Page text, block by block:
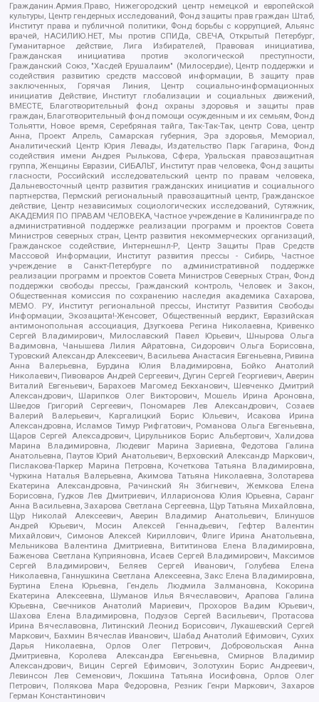
Гражданин.Армия.Право, Нижегородский центр немецкой и европейской
культуры, Центр гендерных исследований, Фонд защиты прав граждан Штаб,
Институт права и публичной политики, Фонд борьбы с коррупцией, Альянс
врачей, НАСИЛИЮ.НЕТ, Мы против СПИДа, СВЕЧА, Открытый Петербург,
Гуманитарное действие, Лига Избирателей, Правовая инициатива,
Гражданская инициатива против экологической преступности,
Гражданский Союз, "Хасдей Ерушалаим" (Милосердие), Центр поддержки и
содействия развитию средств массовой информации, В защиту прав
заключенных, Горячая Линия, Центр социально-информационных
инициатив Действие, Институт глобализации и социальных движений,
ВМЕСТЕ, Благотворительный фонд охраны здоровья и защиты прав
граждан, Благотворительный фонд помощи осужденным и их семьям, Фонд
Тольятти, Новое время, Серебряная тайга, Так-Так-Так, центр Сова, центр
Анна, Проект Апрель, Самарская губерния, Эра здоровья, Мемориал,
Аналитический Центр Юрия Левады, Издательство Парк Гагарина, Фонд
содействия имени Андрея Рылькова, Сфера, Уральская правозащитная
группа, Женщины Евразии, СИБАЛЬТ, Институт прав человека, Фонд защиты
гласности, Российский исследовательский центр по правам человека,
Дальневосточный центр развития гражданских инициатив и социального
партнерства, Пермский региональный правозащитный центр, Гражданское
действие, Центр независимых социологических исследований, Сутяжник,
АКАДЕМИЯ ПО ПРАВАМ ЧЕЛОВЕКА, Частное учреждение в Калининграде по
административной поддержке реализации программ и проектов Совета
Министров северных стран, Центр развития некоммерческих организаций,
Гражданское содействие, Интернешнл-Р, Центр Защиты Прав Средств
Массовой Информации, Институт развития прессы - Сибирь, Частное
учреждение в Санкт-Петербурге по административной поддержке
реализации программ и проектов Совета Министров Северных Стран, Фонд
поддержки свободы прессы, Гражданский контроль, Человек и Закон,
Общественная комиссия по сохранению наследия академика Сахарова,
МЕМО. РУ, Институт региональной прессы, Институт Развития Свободы
Информации, Экозащита!-Женсовет, Общественный вердикт, Евразийская
антимонопольная ассоциация, Дзугкоева Регина Николаевна, Кривенко
Сергей Владимирович, Милославский Павел Юрьевич, Шнырова Ольга
Вадимовна, Чанышева Лилия Айратовна, Сидорович Ольга Борисовна,
Туровский Александр Алексеевич, Васильева Анастасия Евгеньевна, Ривина
Анна Валерьевна, Бурдина Юлия Владимировна, Бойко Анатолий
Николаевич, Пивоваров Андрей Сергеевич, Дугин Сергей Георгиевич, Аверин
Виталий Евгеньевич, Барахоев Магомед Бекханович, Шевченко Дмитрий
Александрович, Шарипков Олег Викторович, Мошель Ирина Ароновна,
Шведов Григорий Сергеевич, Пономарев Лев Александрович, Созаев
Валерий Валерьевич, Каргалицкий Борис Юльевич, Исакова Ирина
Александровна, Исламов Тимур Рифгатович, Романова Ольга Евгеньевна,
Щаров Сергей Алексадрович, Цирульников Борис Альбертович, Халидова
Марина Владимировна, Людевиг Марина Зариевна, Федотова Галина
Анатольевна, Паутов Юрий Анатольевич, Верховский Александр Маркович,
Пислакова-Паркер Марина Петровна, Кочеткова Татьяна Владимировна,
Чуркина Наталья Валерьевна, Акимова Татьяна Николаевна, Золотарева
Екатерина Александровна, Рачинский Ян Збигневич, Жемкова Елена
Борисовна, Гудков Лев Дмитриевич, Илларионова Юлия Юрьевна, Саранг
Анна Васильевна, Захарова Светлана Сергеевна, Щур Татьяна Михайловна,
Щур Николай Алексеевич, Аверин Владимир Анатольевич, Блинушов
Андрей Юрьевич, Мосин Алексей Геннадьевич, Гефтер Валентин
Михайлович, Симонов Алексей Кириллович, Флиге Ирина Анатольевна,
Мельникова Валентина Дмитриевна, Вититинова Елена Владимировна,
Баженова Светлана Куприяновна, Исаев Сергей Владимирович, Максимов
Сергей Владимирович, Беляев Сергей Иванович, Голубева Елена
Николаевна, Ганнушкина Светлана Алексеевна, Закс Елена Владимировна,
Буртина Елена Юрьевна, Гендель Людмила Залмановна, Кокорина
Екатерина Алексеевна, Шуманов Илья Вячеславович, Арапова Галина
Юрьевна, Свечников Анатолий Мариевич, Прохоров Вадим Юрьевич,
Шахова Елена Владимировна, Подузов Сергей Васильевич, Протасова
Ирина Вячеславовна, Литинский Леонид Борисович, Лукашевский Сергей
Маркович, Бахмин Вячеслав Иванович, Шабад Анатолий Ефимович, Сухих
Дарья Николаевна, Орлов Олег Петрович, Добровольская Анна
Дмитриевна, Королева Александра Евгеньевна, Смирнов Владимир
Александрович, Вицин Сергей Ефимович, Золотухин Борис Андреевич,
Левинсон Лев Семенович, Локшина Татьяна Иосифовна, Орлов Олег
Петрович, Полякова Мара Федоровна, Резник Генри Маркович, Захаров
Герман Константинович